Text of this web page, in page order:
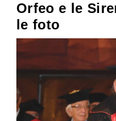
Orfeo e le
le foto